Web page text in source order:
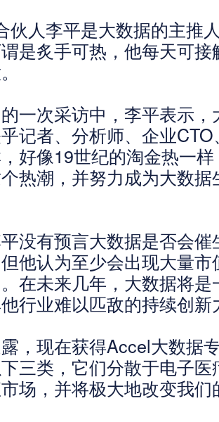
人李平是大数据的主推
是炙手可热，他每天可
次采访中，李平表示，
记者、分析师、企业
好像19世纪的淘金热一
热潮，并努力成为大数
有预言大数据是否会催
他认为至少会出现大量
在未来几年，大数据将
行业难以匹敌的持续创新
现在获得Accel大数据
三类，它们分散于电子
场，并将极大地改变我